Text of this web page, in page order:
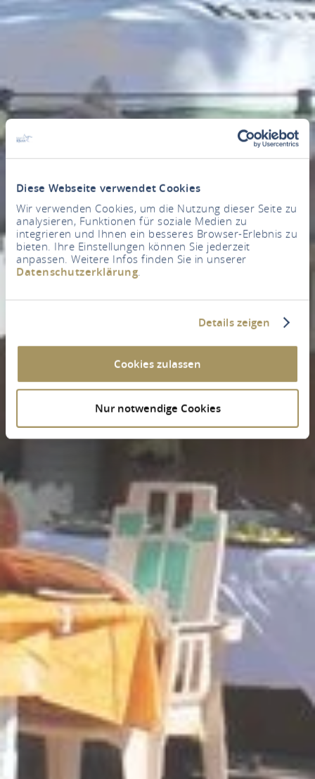
Diese Webseite verwendet Cookies
Wir verwenden Cookies, um die Nutzung dieser Seite zu
analysieren, Funktionen für soziale Medien zu
integrieren und Ihnen ein besseres Browser-Erlebnis zu
bieten. Ihre Einstellungen können Sie jederzeit
anpassen. Weitere Infos finden Sie in unserer
Datenschutzerklärung.
Details zeigen
Cookies zulassen
Nur notwendige Cookies